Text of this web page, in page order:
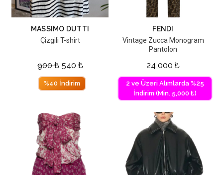
MASSIMO DUTTI
Çizgili T-shirt
900₺ 540 ₺
%40 İndirim
FENDI
Vintage Zucca Monogram
Pantolon
24,000 ₺
2 ve Üzeri Alımlarda %25
İndirim (Min. 5,000 ₺)